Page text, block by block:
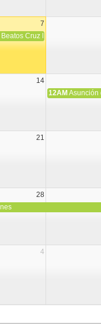
7
Beatos Cruz Laplana, obispo,
14
12AM Asunción
21
28
4